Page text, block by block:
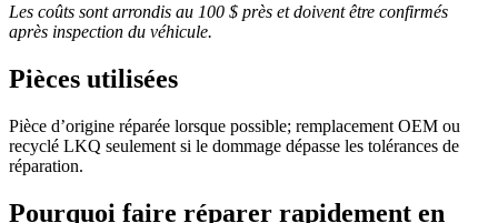
Les coûts sont arrondis au 100 $ près et doivent être confirmés
après inspection du véhicule.
Pièces utilisées
Pièce d’origine réparée lorsque possible; remplacement OEM ou
recyclé LKQ seulement si le dommage dépasse les tolérances de
réparation.
Pourquoi faire réparer rapidement en